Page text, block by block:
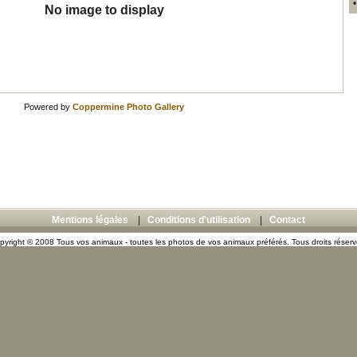
No image to display
Powered by Coppermine Photo Gallery
Mentions légales Conditions d'utilisation Contact
© 2008 Tous vos animaux - toutes les photos de vos animaux préférés. Tous droits